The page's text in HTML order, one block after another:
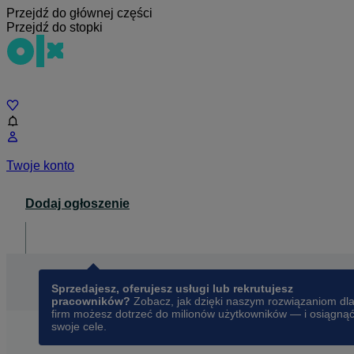
Przejdź do głównej części
Przejdź do stopki
Twoje konto
Dodaj ogłoszenie
Sprzedajesz, oferujesz usługi lub rekrutujesz
pracowników? Zobacz, jak dzięki naszym rozwiązaniom dla
firm możesz dotrzeć do milionów użytkowników — i osiągnąć
swoje cele.